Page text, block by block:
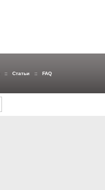
:: Статьи :: FAQ